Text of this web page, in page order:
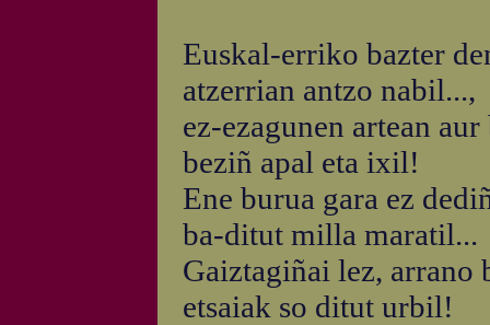
Euskal-erriko bazter
atzerrian antzo nabil...,
ez-ezagunen artean aur
beziñ apal eta ixil!
Ene burua gara ez
ba-ditut milla maratil...
Gaiztagiñai lez, arrano
etsaiak so ditut urbil!